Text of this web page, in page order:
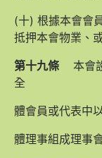
(十) 根據本會會
抵押本會物業、
第十九條 本會
全
體會員或代表中
體理事組成理事